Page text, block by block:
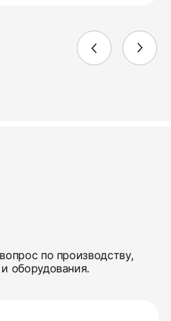
по производству,
оборудования.